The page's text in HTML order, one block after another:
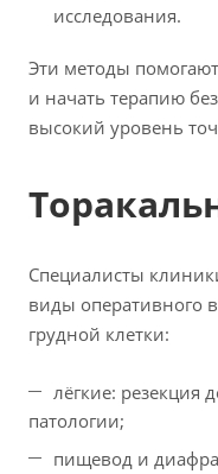
исследования.
Эти методы
и начать терапию
высокий уровень
Специалисты
виды оперативного
грудной клетки:
лёгкие: резекция
патологии;
пищевод и